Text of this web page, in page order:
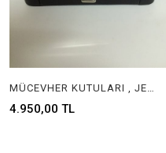
MÜCEVHER KUTULARI , JEWELRY WATCH BOX
4.950,00 TL